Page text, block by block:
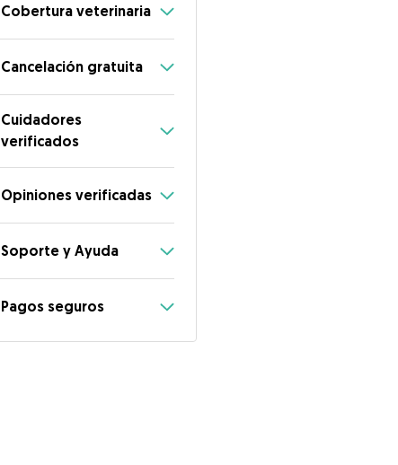
Cobertura veterinaria
Cancelación gratuita
Cuidadores
verificados
Opiniones verificadas
Soporte y Ayuda
Pagos seguros